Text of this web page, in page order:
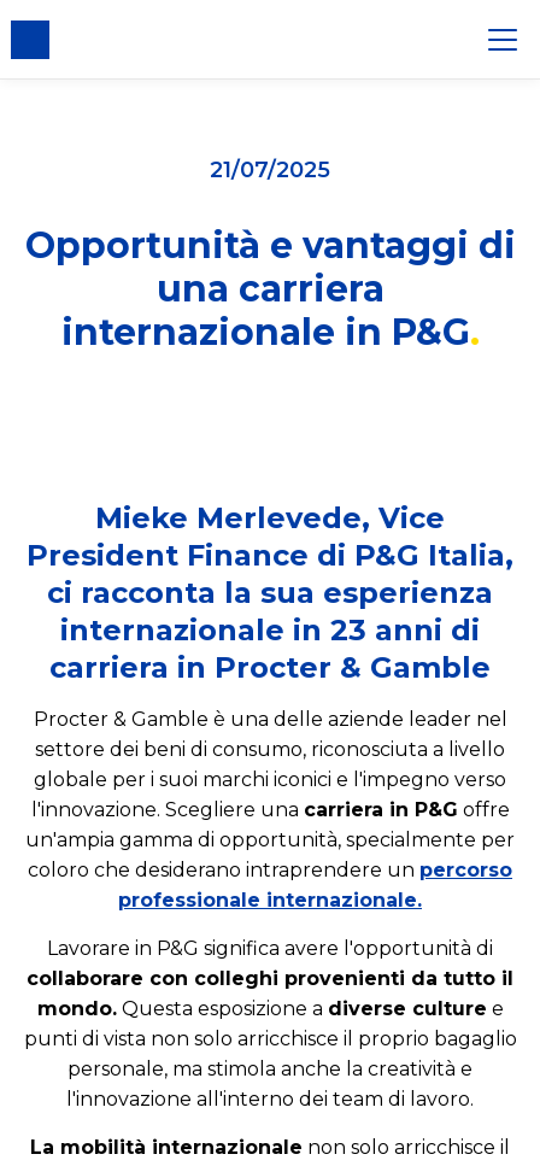
21/07/2025
Opportunità e vantaggi di
una carriera
internazionale in P&G
Mieke Merlevede, Vice
President Finance di P&G Italia,
ci racconta la sua esperienza
internazionale in 23 anni di
carriera in Procter & Gamble
Procter & Gamble è una delle aziende leader nel
settore dei beni di consumo, riconosciuta a livello
globale per i suoi marchi iconici e l'impegno verso
l'innovazione. Scegliere una carriera in P&G offre
un'ampia gamma di opportunità, specialmente per
coloro che desiderano intraprendere un percorso
professionale internazionale.
Lavorare in P&G significa avere l'opportunità di
collaborare con colleghi provenienti da tutto il
mondo.Questa esposizione a diverse culture e
punti di vista non solo arricchisce il proprio bagaglio
personale, ma stimola anche la creatività e
l'innovazione all'interno dei team di lavoro.
La mobilità internazionale non solo arricchisce il